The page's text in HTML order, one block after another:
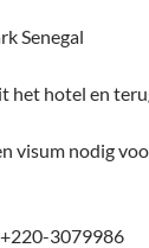
Senegal
het hotel en
visum nodig
3079986